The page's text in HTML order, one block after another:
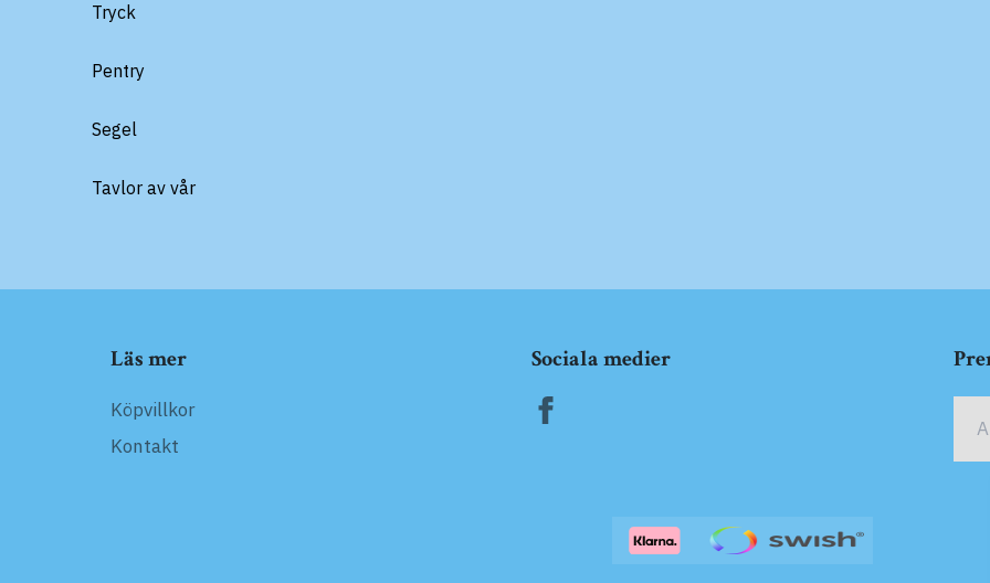
Tryck
Pentry
Segel
Tavlor av vår
Läs mer
Köpvillkor
Kontakt
Sociala medier